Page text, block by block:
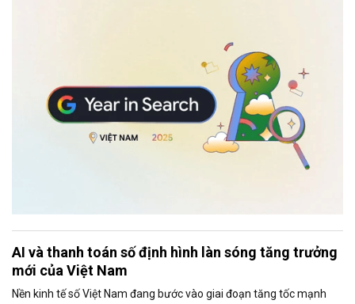
AI và thanh toán số định hình làn sóng tăng trưởng
mới của Việt Nam
Nền kinh tế số Việt Nam đang bước vào giai đoạn tăng tốc mạnh